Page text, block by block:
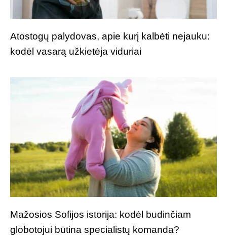
Atostogų palydovas, apie kurį kalbėti nejauku:
kodėl vasarą užkietėja viduriai
Mažosios Sofijos istorija: kodėl budinčiam
globotojui būtina specialistų komanda?